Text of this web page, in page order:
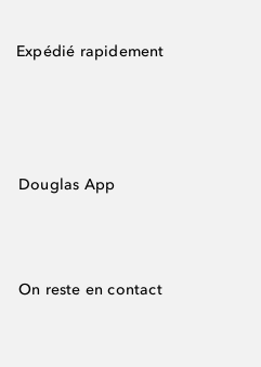
Expédié rapidement
Douglas App
On reste en contact